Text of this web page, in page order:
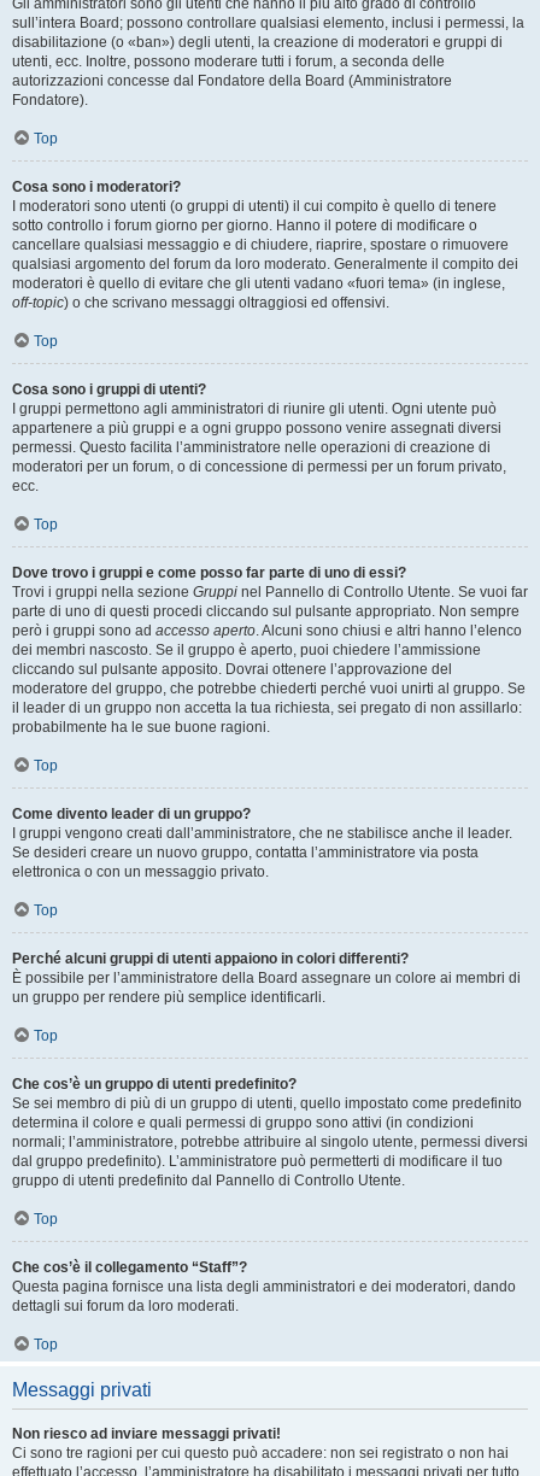
Gli amministratori sono gli utenti che hanno il più alto grado di controllo
sull’intera Board; possono controllare qualsiasi elemento, inclusi i permessi, la
disabilitazione (o «ban») degli utenti, la creazione di moderatori e gruppi di
utenti, ecc. Inoltre, possono moderare tutti i forum, a seconda delle
autorizzazioni concesse dal Fondatore della Board (Amministratore
Fondatore).
Top
Cosa sono i moderatori?
I moderatori sono utenti (o gruppi di utenti) il cui compito è quello di tenere
sotto controllo i forum giorno per giorno. Hanno il potere di modificare o
cancellare qualsiasi messaggio e di chiudere, riaprire, spostare o rimuovere
qualsiasi argomento del forum da loro moderato. Generalmente il compito dei
moderatori è quello di evitare che gli utenti vadano «fuori tema» (in inglese,
off-topic) o che scrivano messaggi oltraggiosi ed offensivi.
Top
Cosa sono i gruppi di utenti?
I gruppi permettono agli amministratori di riunire gli utenti. Ogni utente può
appartenere a più gruppi e a ogni gruppo possono venire assegnati diversi
permessi. Questo facilita l’amministratore nelle operazioni di creazione di
moderatori per un forum, o di concessione di permessi per un forum privato,
ecc.
Top
Dove trovo i gruppi e come posso far parte di uno di essi?
Trovi i gruppi nella sezione Gruppi nel Pannello di Controllo Utente. Se vuoi far
parte di uno di questi procedi cliccando sul pulsante appropriato. Non sempre
però i gruppi sono ad accesso aperto. Alcuni sono chiusi e altri hanno l’elenco
dei membri nascosto. Se il gruppo è aperto, puoi chiedere l’ammissione
cliccando sul pulsante apposito. Dovrai ottenere l’approvazione del
moderatore del gruppo, che potrebbe chiederti perché vuoi unirti al gruppo. Se
il leader di un gruppo non accetta la tua richiesta, sei pregato di non assillarlo:
probabilmente ha le sue buone ragioni.
Top
Come divento leader di un gruppo?
I gruppi vengono creati dall’amministratore, che ne stabilisce anche il leader.
Se desideri creare un nuovo gruppo, contatta l’amministratore via posta
elettronica o con un messaggio privato.
Top
Perché alcuni gruppi di utenti appaiono in colori differenti?
È possibile per l’amministratore della Board assegnare un colore ai membri di
un gruppo per rendere più semplice identificarli.
Top
Che cos’è un gruppo di utenti predefinito?
Se sei membro di più di un gruppo di utenti, quello impostato come predefinito
determina il colore e quali permessi di gruppo sono attivi (in condizioni
normali; l’amministratore, potrebbe attribuire al singolo utente, permessi diversi
dal gruppo predefinito). L’amministratore può permetterti di modificare il tuo
gruppo di utenti predefinito dal Pannello di Controllo Utente.
Top
Che cos’è il collegamento “Staff”?
Questa pagina fornisce una lista degli amministratori e dei moderatori, dando
dettagli sui forum da loro moderati.
Top
Messaggi privati
Non riesco ad inviare messaggi privati!
Ci sono tre ragioni per cui questo può accadere: non sei registrato o non hai
effettuato l’accesso, l’amministratore ha disabilitato i messaggi privati per tutto